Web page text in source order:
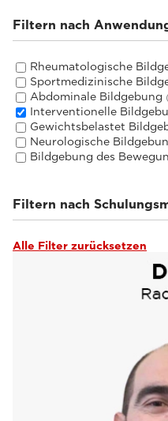
Filtern nach
Rheumatologische
Sportmedizinische
Abdominale Bildgebung
Interventionelle
Gewichtsbelastet
Neurologische
Bildgebung des
Filtern nach
Schulungen &
Alle Filter zurücksetzen